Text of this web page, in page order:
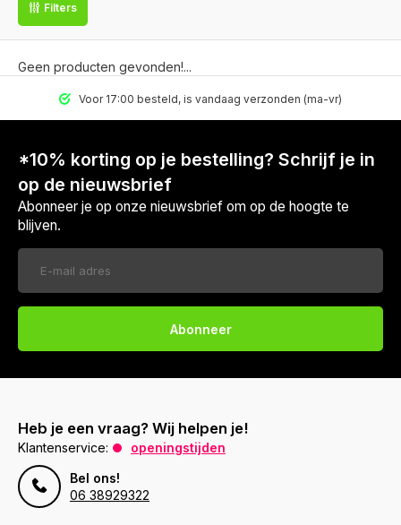
Filters
Geen producten gevonden!...
Voor 17:00 besteld, is vandaag verzonden (ma-vr)
*10% korting op je bestelling? Schrijf je in
op de nieuwsbrief
Abonneer je op onze nieuwsbrief om op de hoogte te
blijven.
Abonneer
Heb je een vraag? Wij helpen je!
Klantenservice:
openingstijden
Bel ons!
06 38929322